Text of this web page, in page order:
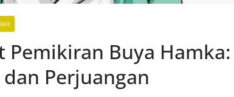
Pemikiran Buya
dan Perjuangan